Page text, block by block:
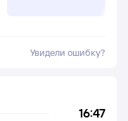
Увидели ошибку?
16:47